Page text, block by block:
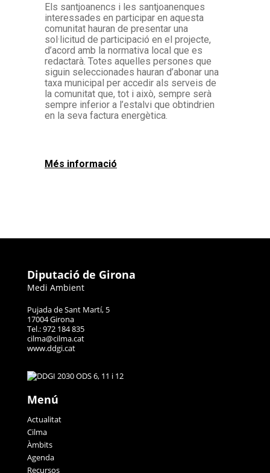
Els santjoanencs i les santjoanenques
interessades en participar en aquesta
comunitat hauran de presentar una
sol·licitud de participació en el projecte,
d’acord amb la normativa local que es
redactarà. Totes aquelles persones que
siguin seleccionades hauran d’abonar una
taxa municipal per accedir als serveis de
la comunitat que, tot i això, sempre serà
sempre inferior a l’estalvi que obtindrien
en la seva factura energètica.
Més informació
Diputació de Girona
Medi Ambient
Pujada de Sant Martí, 5
17004 Girona
Tel.: 972 184 835
cilma@cilma.cat
www.ddgi.cat
Menú
Actualitat
Cilma
Àmbits
Agenda
Recursos